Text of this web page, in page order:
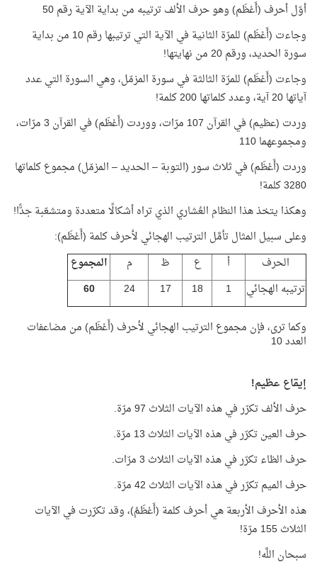
أوّل أحرف (أَعْظَم) وهو حرف الألف ترتيبه من بداية الآية رقم 50
وجاءت (أَعْظَم) للمرّة الثانية في الآية التي ترتيبها رقم 10 من بداية
سورة الحديد، ورقم 20 من نهايتها!
وجاءت (أَعْظَم) للمرّة الثالثة في سورة المزمّل، وهي السورة التي عدد
آياتها 20 آية، وعدد كلماتها 200 كلمة!
وردت (عظيم) في القرآن 107 مرّات، ووردت (أَعْظَم) في القرآن 3 مرّات،
ومجموعهما 110
وردت (أَعْظَم) في ثلاث سور (التوبة – الحديد – المزمّل) مجموع كلماتها
3280 كلمة!
وهكذا يتخذ هذا النظام العُشاري الذي تراه أشكالًا متعددة ومتشعّبة جدًّا!
وعلى سبيل المثال تأمَّل الترتيب الهجائي لأحرف كلمة (أَعْظَم):
الحرف
أ ع ظ م
المجموع
ترتيبه الهجائي
1
18
17
24
60
وكما ترى، فإن مجموع الترتيب الهجائي لأحرف (أَعْظَم) من مضاعفات
العدد 10
إيقاع عظيم!
حرف الألف تكرّر في هذه الآيات الثلاث 97 مرّة.
حرف العين تكرّر في هذه الآيات الثلاث 13 مرّة.
حرف الظاء تكرّر في هذه الآيات الثلاث 3 مرّات.
حرف الميم تكرّر في هذه الآيات الثلاث 42 مرّة.
هذه الأحرف الأربعة هي أحرف كلمة (أَعْظَمُ)، وقد تكرّرت في الآيات
الثلاث 155 مرّة!
سبحان اللَّه!